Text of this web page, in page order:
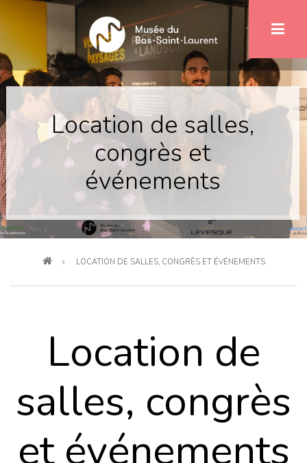
principal
Location de salles,
congrès et
événements
LOCATION DE SALLES, CONGRÈS ET ÉVÉNEMENTS
Location de
salles, congrès
et événements